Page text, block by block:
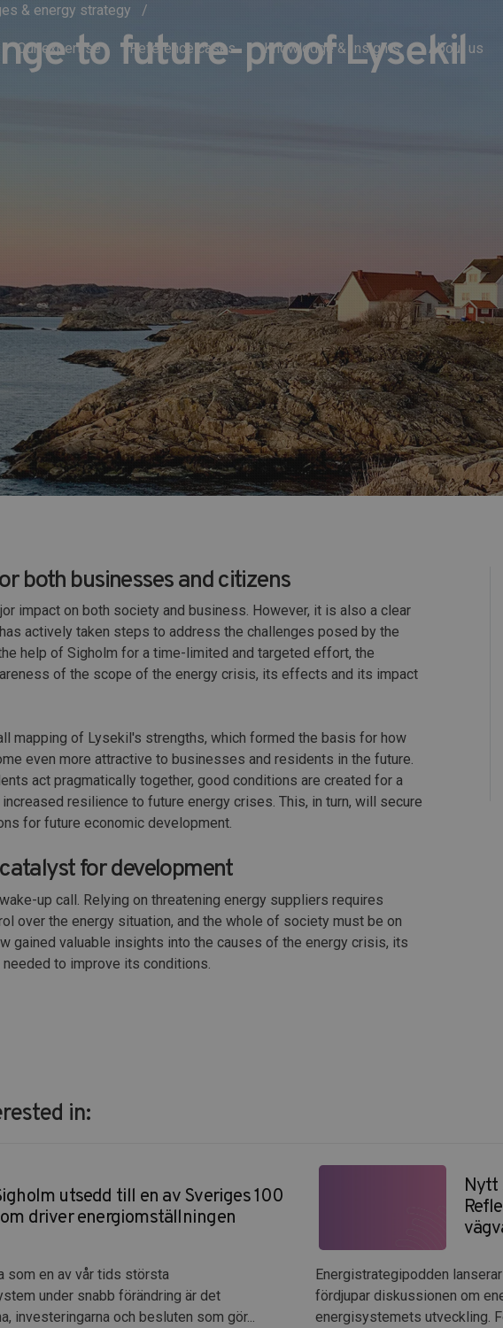
Our expertise Reference cases Knowledge & Insights About us
& energy strategy
to future-proof Lysekil
both businesses and citizens
impact on both society and business. However, it is also a clear
actively taken steps to address the challenges posed by the
help of Sigholm for a time-limited and targeted effort, the
of the scope of the energy crisis, its effects and its impact
mapping of Lysekil's strengths, which formed the basis for how
even more attractive to businesses and residents in the future.
act pragmatically together, good conditions are created for a
resilience to future energy crises. This, in turn, will secure
for future economic development.
for development
up call. Relying on threatening energy suppliers requires
over the energy situation, and the whole of society must be on
gained valuable insights into the causes of the energy crisis, its
to improve its conditions.
in:
utsedd till en av Sveriges 100
driver energiomställningen
som en av vår tids största
under snabb förändring är det
investeringarna och besluten som gör...
Nytt
Energistrategipodden
fördjupar diskussionen om
energisystemets utveckling.